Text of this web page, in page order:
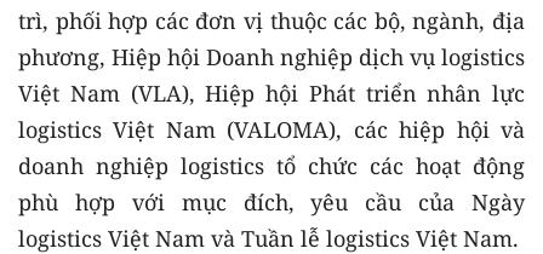
trì, phối hợp các đơn vị thuộc các bộ, ngành, địa
phương, Hiệp hội Doanh nghiệp dịch vụ logistics
Việt Nam (VLA), Hiệp hội Phát triển nhân lực
logistics Việt Nam (VALOMA), các hiệp hội và
doanh nghiệp logistics tổ chức các hoạt động
phù hợp với mục đích, yêu cầu của Ngày
logistics Việt Nam và Tuần lễ logistics Việt Nam.